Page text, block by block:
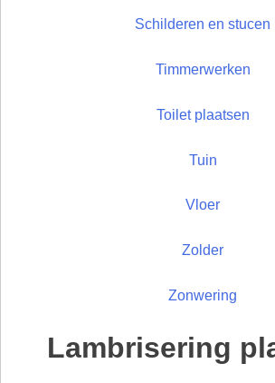
Schilderen en stucen
Timmerwerken
Toilet plaatsen
Tuin
Vloer
Zolder
Zonwering
Lambrisering